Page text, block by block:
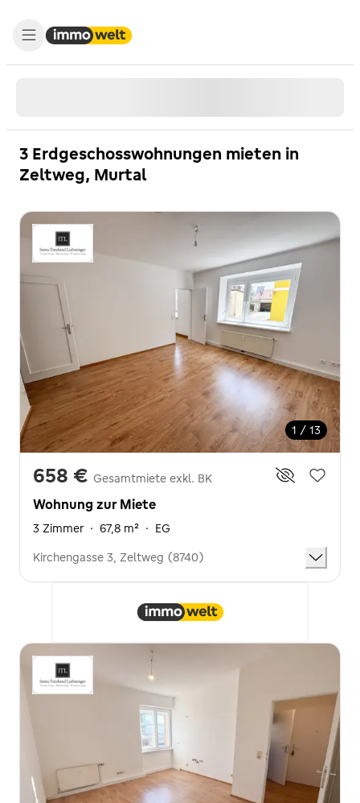
3 Erdgeschosswohnungen mieten in
Zeltweg, Murtal
1 / 13
658 € Gesamtmiete exkl. BK
Wohnung zur Miete
3 Zimmer · 67,8 m² · EG
Kirchengasse 3, Zeltweg (8740)